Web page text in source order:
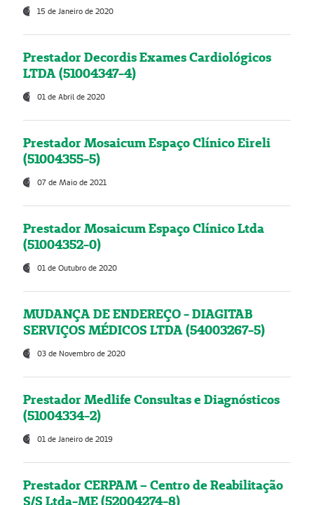
15 de Janeiro de 2020
Prestador Decordis Exames Cardiológicos
LTDA (51004347-4)
01 de Abril de 2020
Prestador Mosaicum Espaço Clínico Eireli
(51004355-5)
07 de Maio de 2021
Prestador Mosaicum Espaço Clínico Ltda
(51004352-0)
01 de Outubro de 2020
MUDANÇA DE ENDEREÇO - DIAGITAB
SERVIÇOS MÉDICOS LTDA (54003267-5)
03 de Novembro de 2020
Prestador Medlife Consultas e Diagnósticos
(51004334-2)
01 de Janeiro de 2019
Prestador CERPAM – Centro de Reabilitação
S/S Ltda-ME (52004274-8)